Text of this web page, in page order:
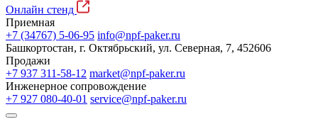
Онлайн стенд
Приемная
+7 (34767) 5-06-95 info@npf-paker.ru
Башкортостан, г. Октябрьский, ул. Северная, 7, 452606
Продажи
+7 937 311-58-12 market@npf-paker.ru
Инженерное сопровождение
+7 927 080-40-01 service@npf-paker.ru